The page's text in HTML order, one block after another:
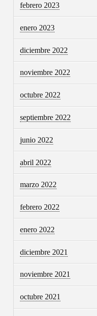
febrero 2023
enero 2023
diciembre 2022
noviembre 2022
octubre 2022
septiembre 2022
junio 2022
abril 2022
marzo 2022
febrero 2022
enero 2022
diciembre 2021
noviembre 2021
octubre 2021